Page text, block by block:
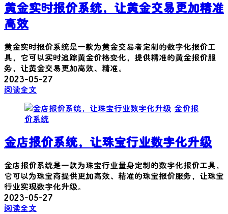
黄金实时报价系统，让黄金交易更加精准
高效
黄金实时报价系统是一款为黄金交易者定制的数字化报价工
具，它可以实时追踪黄金价格变化，提供精准的黄金报价服
务，让黄金交易更加高效、精准。
2023-05-27
阅读全文
金价报
价系统
金店报价系统，让珠宝行业数字化升级
金店报价系统是一款为珠宝行业量身定制的数字化报价工具，
它可以为珠宝商提供更加高效、精准的珠宝报价服务，让珠宝
行业实现数字化升级。
2023-05-27
阅读全文